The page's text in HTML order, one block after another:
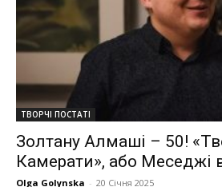
ТВОРЧІ ПОСТАТІ
Золтану Алмаші – 50!
Камерати», або Меседжі
Olga Golynska - 20 Січня 2025